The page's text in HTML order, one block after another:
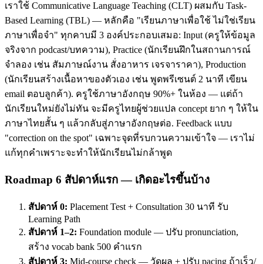
เราใช้ Communicative Language Teaching (CLT) ผสมกับ Task-
Based Learning (TBL) — หลักคือ "เรียนภาษาเพื่อใช้ ไม่ใช่เรียน
ภาษาเพื่อจำ" ทุกคาบมี 3 องค์ประกอบเสมอ: Input (ครูให้ข้อมูล
จริงจาก podcast/บทความ), Practice (นักเรียนฝึกในสถานการณ์
จำลอง เช่น สัมภาษณ์งาน สั่งอาหาร เจรจาราคา), Production
(นักเรียนสร้างเนื้อหาของตัวเอง เช่น พูดพรีเซนต์ 2 นาที เขียน
email ตอบลูกค้า). ครูใช้ภาษาอังกฤษ 90%+ ในห้อง — แต่ถ้า
นักเรียนใหม่ยังไม่ทัน จะมีครูไทยผู้ช่วยแปล concept ยาก ๆ ให้ใน
ภาษาไทยสั้น ๆ แล้วกลับสู่ภาษาอังกฤษต่อ. Feedback แบบ
"correction on the spot" เฉพาะจุดที่รบกวนความเข้าใจ — เราไม่
แก้ทุกคำเพราะจะทำให้นักเรียนไม่กล้าพูด
Roadmap 6 สัปดาห์แรก — เกิดอะไรขึ้นบ้าง
สัปดาห์ 0: Placement Test + Consultation 30 นาที รับ
Learning Path
สัปดาห์ 1–2: Foundation module — ปรับ pronunciation,
สร้าง vocab bank 500 คำแรก
สัปดาห์ 3: Mid-course check — วัดผล + ปรับ pacing ถ้าเร็ว/